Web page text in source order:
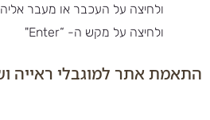
ולחיצה על מקש ה- “Enter"
התאמת אתר למוגבלי ראייה